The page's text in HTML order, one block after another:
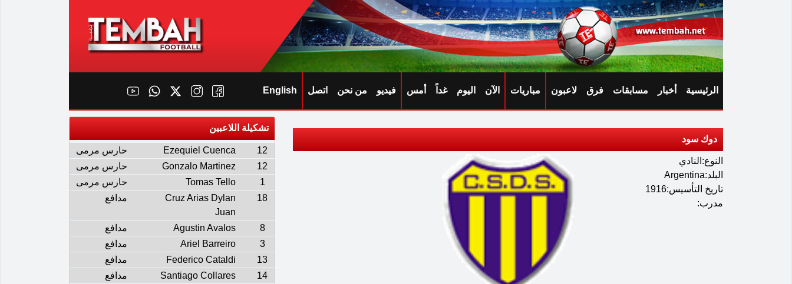
الرئيسية أخبار مسابقات فرق لاعبون مباريات الآن اليوم غداً أمس فيديو من نحن اتصل English
دوك سود
النوع:النادي
البلد:Argentina
تاريخ التأسيس:1916
مدرب:
تشكيلة اللاعبين
12
Ezequiel Cuenca
حارس مرمى
12
Gonzalo Martinez
حارس مرمى
1
Tomas Tello
حارس مرمى
18
Cruz Arias Dylan
Juan
مدافع
8
Agustin Avalos
مدافع
3
Ariel Barreiro
مدافع
13
Federico Cataldi
مدافع
14
Santiago Collares
مدافع